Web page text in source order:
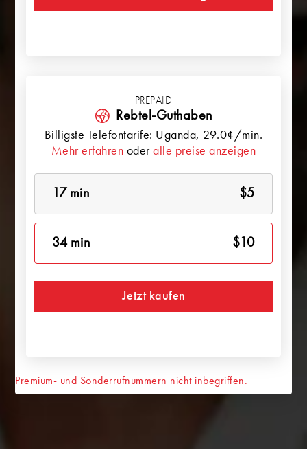
PREPAID
Rebtel-Guthaben
Billigste Telefontarife: Uganda, 29.0¢/min.
Mehr erfahren oderalle preise anzeigen
17 min $5
34 min $10
Jetzt kaufen
Premium- und Sonderrufnummern nicht inbegriffen.